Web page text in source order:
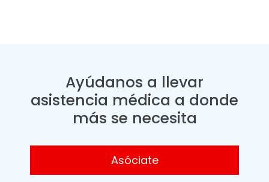
Ayúdanos a llevar
asistencia médica a donde
más se necesita
Asóciate